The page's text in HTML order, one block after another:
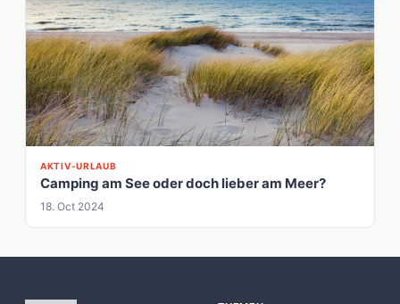
AKTIV-URLAUB
Camping am See oder doch lieber am Meer?
18. Oct 2024